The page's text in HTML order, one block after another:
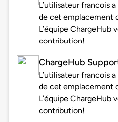
L’utilisateur francois
de cet emplacement
L’équipe ChargeHub
contribution!
ChargeHub
L’utilisateur francois
de cet emplacement
L’équipe ChargeHub
contribution!